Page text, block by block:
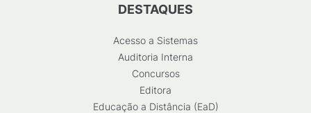
DESTAQUES
Acesso a Sistemas
Auditoria Interna
Concursos
Editora
Educação a Distância (EaD)